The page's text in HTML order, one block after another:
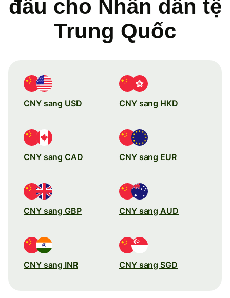
đầu cho Nhân dân tệ
Trung Quốc
CNY sang USD CNY sang HKD
CNY sang CAD CNY sang EUR
CNY sang GBP CNY sang AUD
CNY sang INR CNY sang SGD